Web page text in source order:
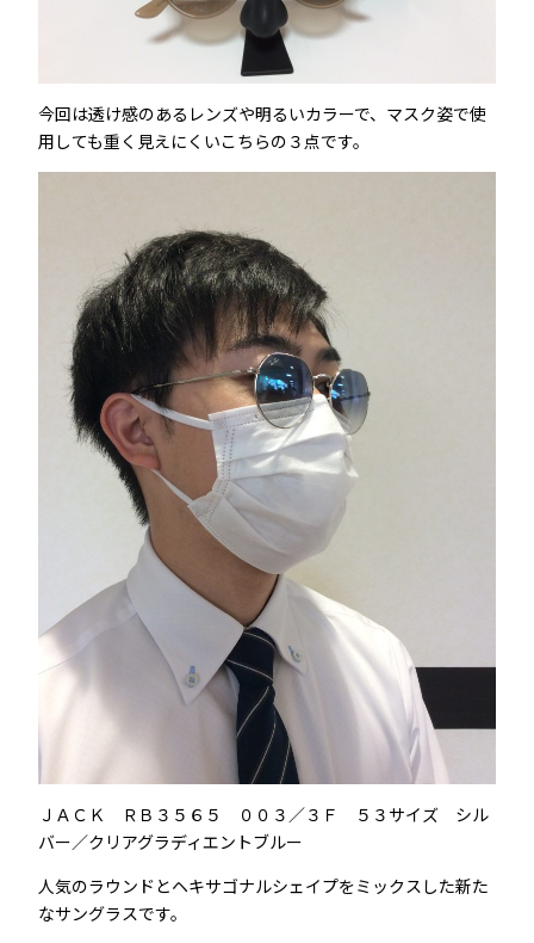
今回は透け感のあるレンズや明るいカラーで、マスク姿で使
用しても重く見えにくいこちらの３点です。
ＪＡＣＫ ＲＢ３５６５ ００３／３Ｆ ５３サイズ シル
バー／クリアグラディエントブルー
人気のラウンドとヘキサゴナルシェイプをミックスした新た
なサングラスです。